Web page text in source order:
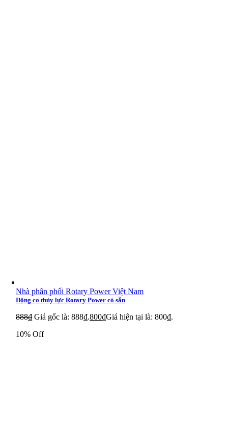
Nhà phân phối Rotary Power Việt Nam
Động cơ thủy lực Rotary Power có sẵn
888₫ Giá gốc là: 888₫.800₫Giá hiện tại là: 800₫.
10% Off